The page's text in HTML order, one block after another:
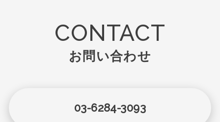
CONTACT
お問い合わせ
03-6284-3093